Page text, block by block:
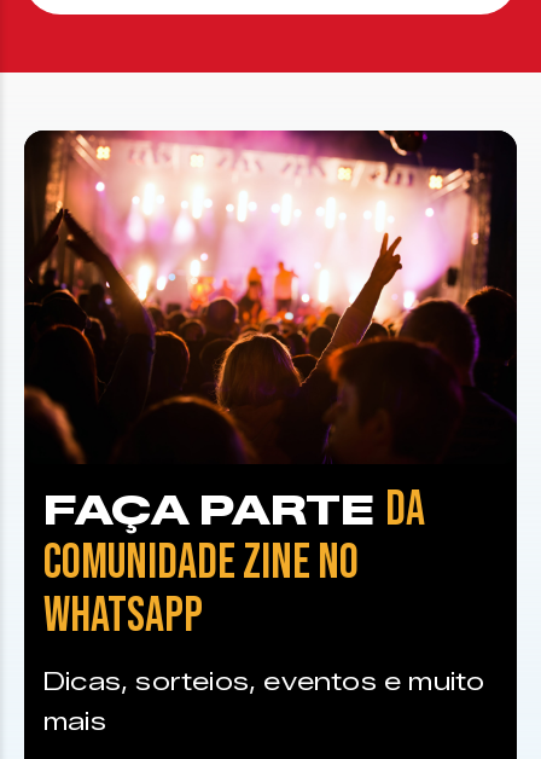
FAÇA PARTE DA
COMUNIDADE ZINE NO
WHATSAPP
Dicas, sorteios, eventos e muito
mais